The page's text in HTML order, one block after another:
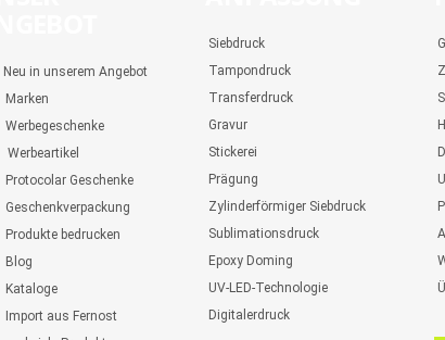
Neu in unserem Angebot
Marken
Werbegeschenke
Werbeartikel
Protocolar Geschenke
Geschenkverpackung
Produkte bedrucken
Blog
Kataloge
Import aus Fernost
Siebdruck
Tampondruck
Transferdruck
Gravur
Stickerei
Prägung
Zylinderförmiger Siebdruck
Sublimationsdruck
Epoxy Doming
UV-LED-Technologie
Digitalerdruck